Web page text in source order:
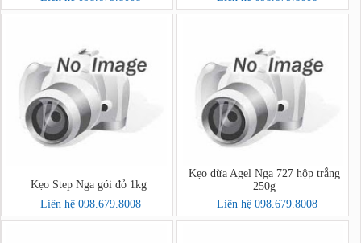
Kẹo Step Nga gói đỏ 1kg
Liên hệ 098.679.8008
Kẹo dừa Agel Nga 727 hộp trắng
250g
Liên hệ 098.679.8008